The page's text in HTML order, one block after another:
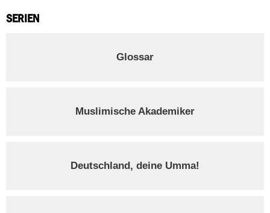
SERIEN
Glossar
Muslimische Akademiker
Deutschland, deine Umma!